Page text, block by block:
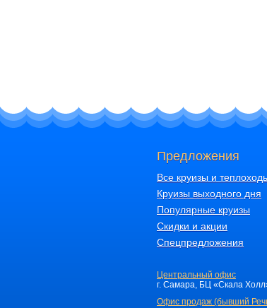
Предложения
Все круизы и
Круизы выходного дня
Популярные круизы
Скидки и акции
Спецпредложения
Центральный офис
г. Самара, БЦ «Скала
Офис продаж (бывший